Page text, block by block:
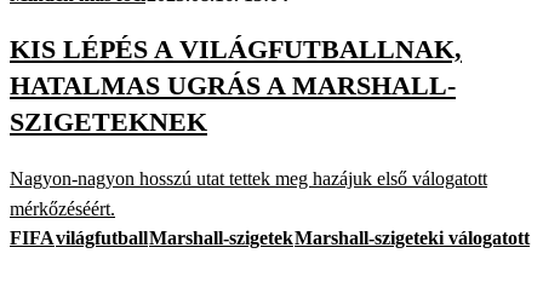
KIS LÉPÉS A VILÁGFUTBALLNAK,
HATALMAS UGRÁS A MARSHALL-
SZIGETEKNEK
Nagyon-nagyon hosszú utat tettek meg hazájuk első válogatott
mérkőzéséért.
FIFAvilágfutballMarshall-szigetekMarshall-szigeteki válogatott